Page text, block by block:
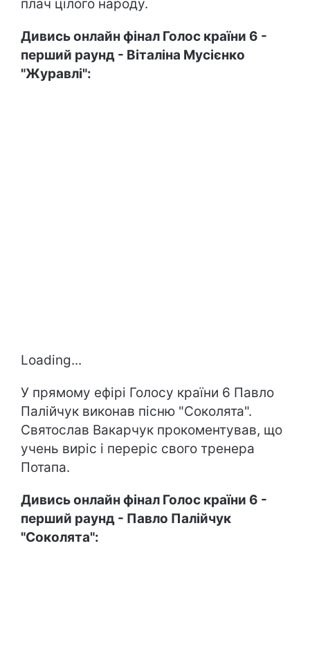
плач цілого народу.
Дивись онлайн фінал Голос країни 6 -
перший раунд - Віталіна Мусієнко
"Журавлі":
Loading...
У прямому ефірі Голосу країни 6 Павло
Палійчук виконав пісню "Соколята".
Святослав Вакарчук прокоментував, що
учень виріс і переріс свого тренера
Потапа.
Дивись онлайн фінал Голос країни 6 -
перший раунд - Павло Палійчук
"Соколята":